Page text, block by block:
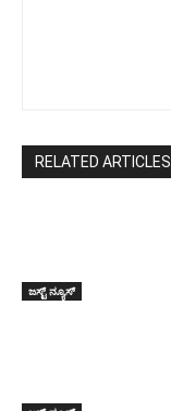
RELATED ARTICLES
ಜಸ್ಟ್ ನ್ಯೂಸ್